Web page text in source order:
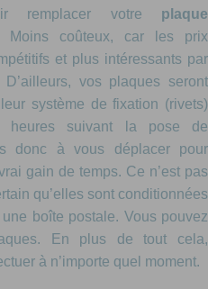
remplacer votre plaque
Moins coûteux, car les prix
et plus intéressants par
vos plaques seront
système de fixation (rivets)
heures suivant la pose de
donc à vous déplacer pour
gain de temps. Ce n’est pas
qu’elles sont conditionnées
boîte postale. Vous pouvez
En plus de tout cela,
à n’importe quel moment.